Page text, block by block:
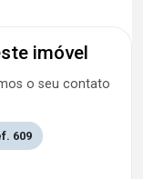
imóvel
o seu contato
609